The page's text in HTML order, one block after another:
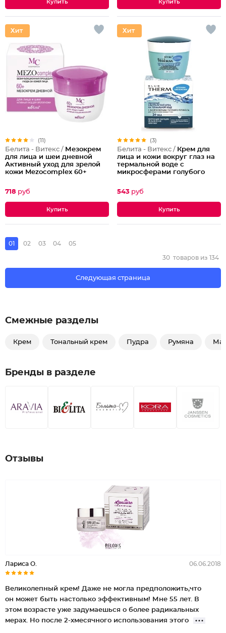
(11)
Белита - Витекс / Мезокрем
для лица и шеи дневной
Активный уход для зрелой
кожи Mezocomplex 60+
718 руб
(3)
Белита - Витекс / Крем для
лица и кожи вокруг глаз на
термальной воде с
микросферами голубого
543 руб
01 02 03 04 05
Следующая страница
30 товаров из 134
Смежные разделы
Крем Тональный крем Пудра Румяна
Бренды в разделе
Отзывы
Лариса О. 06.06.2018
Великолепный крем! Даже не могла предположить,что
он может быть настолько эффективным! Мне 55 лет. В
этом возрасте уже задумаешься о более радикальных
мерах. Но после 2-хмесячного использования этого